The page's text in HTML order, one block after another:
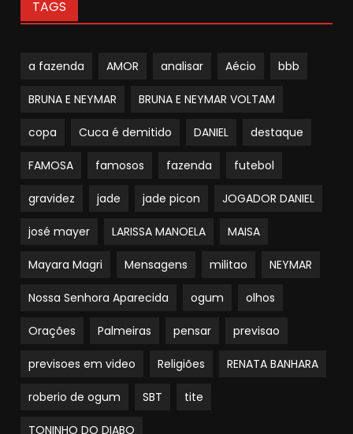
TAGS
a fazenda AMOR analisar Aécio bbb
BRUNA E NEYMAR BRUNA E NEYMAR VOLTAM
copa Cuca é demitido DANIEL destaque
FAMOSA famosos fazenda futebol
gravidez jade jade picon JOGADOR DANIEL
josé mayer LARISSA MANOELA MAISA
Mayara Magri Mensagens militao NEYMAR
Nossa Senhora Aparecida ogum olhos
Orações Palmeiras pensar previsao
previsoes em video Religiões RENATA BANHARA
roberio de ogum SBT tite
TONINHO DO DIABO